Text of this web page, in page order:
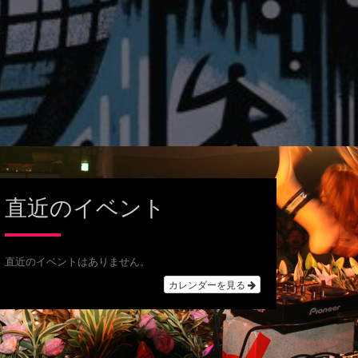
直近のイベント
直近のイベントはありません。
カレンダーを見る